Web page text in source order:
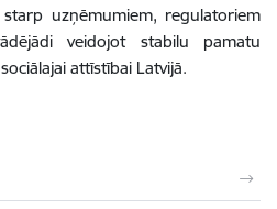
uzņēmumiem, regulatoriem
veidojot stabilu pamatu
attīstībai Latvijā.